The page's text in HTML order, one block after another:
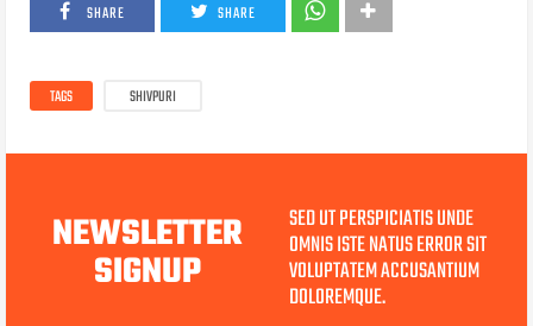
SHARE SHARE
TAGS SHIVPURI
NEWSLETTER
SIGNUP
SED UT PERSPICIATIS UNDE
OMNIS ISTE NATUS ERROR SIT
VOLUPTATEM ACCUSANTIUM
DOLOREMQUE.